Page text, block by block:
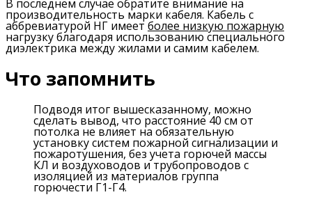
В последнем случае обратите внимание на
производительность марки кабеля. Кабель с
аббревиатурой НГ имеет более низкую пожарную
нагрузку благодаря использованию специального
диэлектрика между жилами и самим кабелем.
Что запомнить
Подводя итог вышесказанному, можно
сделать вывод, что расстояние 40 см от
потолка не влияет на обязательную
установку систем пожарной сигнализации и
пожаротушения, без учета горючей массы
КЛ и воздуховодов и трубопроводов с
изоляцией из материалов группа
горючести Г1-Г4.